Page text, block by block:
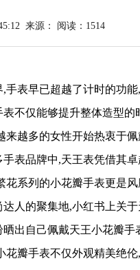
来源： 阅读：1514
,手表早已超越了计时的功
表不仅能够提升整体造型
来越多的女性开始热衷于
手表品牌中,天王表凭借其
花系列的小花瓣手表更是
达人的聚集地,小红书上关
晒出自己佩戴天王小花瓣
花瓣手表不仅外观精美绝